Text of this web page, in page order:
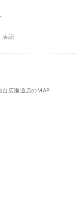
表記
台広瀬通店のMAP